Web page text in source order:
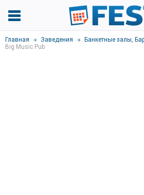
Главная Заведения Банкетные залы,
Big Music Pub